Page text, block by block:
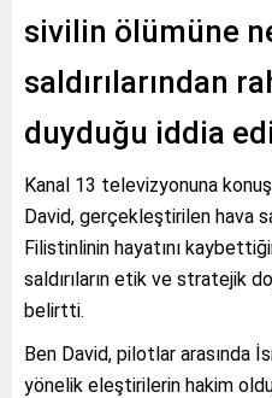
sivilin ölümüne
saldırılarından
duyduğu iddia
Kanal 13 televizyonuna
David, gerçekleştirilen hava
Filistinlinin hayatını
saldırıların etik ve stratejik
belirtti.
Ben David, pilotlar arasında
yönelik eleştirilerin hakim